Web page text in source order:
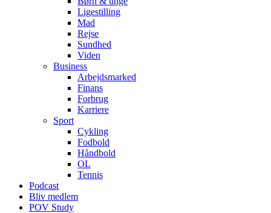
Ligestilling
Mad
Rejse
Sundhed
Viden
Business
Arbejdsmarked
Finans
Forbrug
Karriere
Sport
Cykling
Fodbold
Håndbold
OL
Tennis
Podcast
Bliv medlem
POV Study